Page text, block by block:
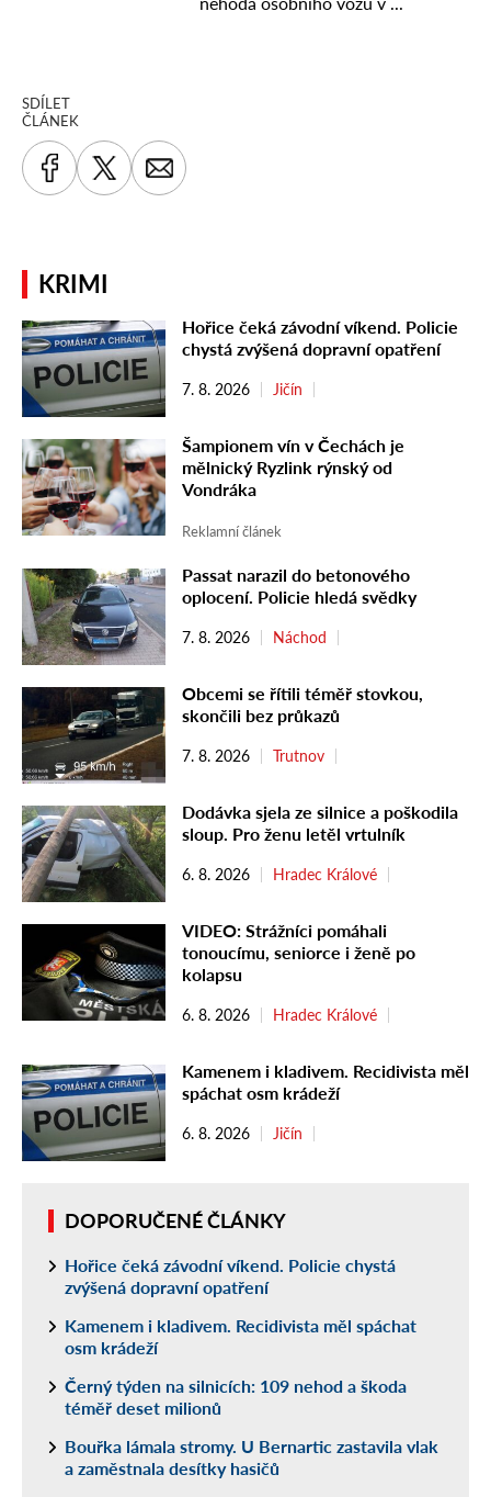
SDÍLET
ČLÁNEK
KRIMI
Hořice čeká závodní víkend. Policie
chystá zvýšená dopravní opatření
7. 8. 2026 Jičín
Šampionem vín v Čechách je
mělnický Ryzlink rýnský od
Vondráka
Reklamní článek
Passat narazil do betonového
oplocení. Policie hledá svědky
7. 8. 2026 Náchod
Obcemi se řítili téměř stovkou,
skončili bez průkazů
7. 8. 2026 Trutnov
Dodávka sjela ze silnice a poškodila
sloup. Pro ženu letěl vrtulník
6. 8. 2026 Hradec Králové
VIDEO: Strážníci pomáhali
tonoucímu, seniorce i ženě po
kolapsu
6. 8. 2026 Hradec Králové
Kamenem i kladivem. Recidivista měl
spáchat osm krádeží
6. 8. 2026 Jičín
DOPORUČENÉ ČLÁNKY
Hořice čeká závodní víkend. Policie chystá
zvýšená dopravní opatření
Kamenem i kladivem. Recidivista měl spáchat
osm krádeží
Černý týden na silnicích: 109 nehod a škoda
téměř deset milionů
Bouřka lámala stromy. U Bernartic zastavila vlak
a zaměstnala desítky hasičů